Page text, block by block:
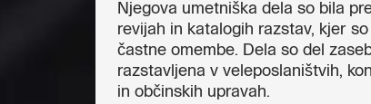
Njegova umetniška dela so bila
revijah in katalogih razstav, kjer
častne omembe. Dela so del
razstavljena v veleposlaništvih,
in občinskih upravah.